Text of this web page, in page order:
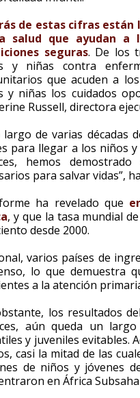
de estas cifras
salud que ayudan a
seguras. De los
y niñas contra
que acuden a
y niñas los cuidados
Russell, directora
largo de varias décadas
para llegar a los niños
hemos
para salvar vidas”,
ha revelado que
, y que la tasa mundial
desde 2000.
varios países de
lo que demuestra
a la atención
los resultados
aún queda un
y juveniles evitables.
casi la mitad de las
de niños y jóvenes
en África